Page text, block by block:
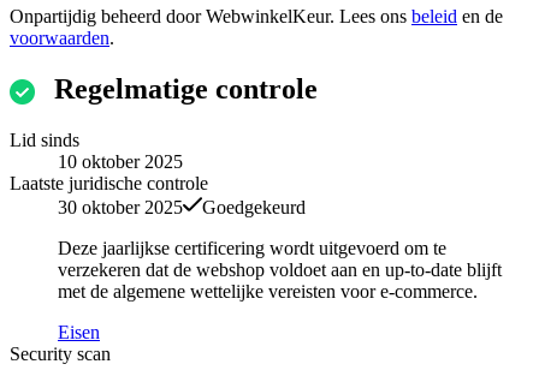
Onpartijdig beheerd doorWebwinkelKeur. Lees ons beleid en de
voorwaarden.
Regelmatige controle
Lid sinds
10 oktober 2025
Laatste juridische controle
30 oktober 2025
Goedgekeurd
Deze jaarlijkse certificering wordt uitgevoerd om te
verzekeren dat de webshop voldoet aan en up-to-date blijft
met de algemene wettelijke vereisten voor e-commerce.
Eisen
Security scan